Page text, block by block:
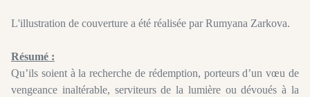
L'illustration de couverture a été réalisée parRumyana Zarkova.
Résumé :
Qu’ils soient à la recherche de rédemption, porteurs d’un vœu de
vengeance inaltérable, serviteurs de la lumière ou dévoués à la